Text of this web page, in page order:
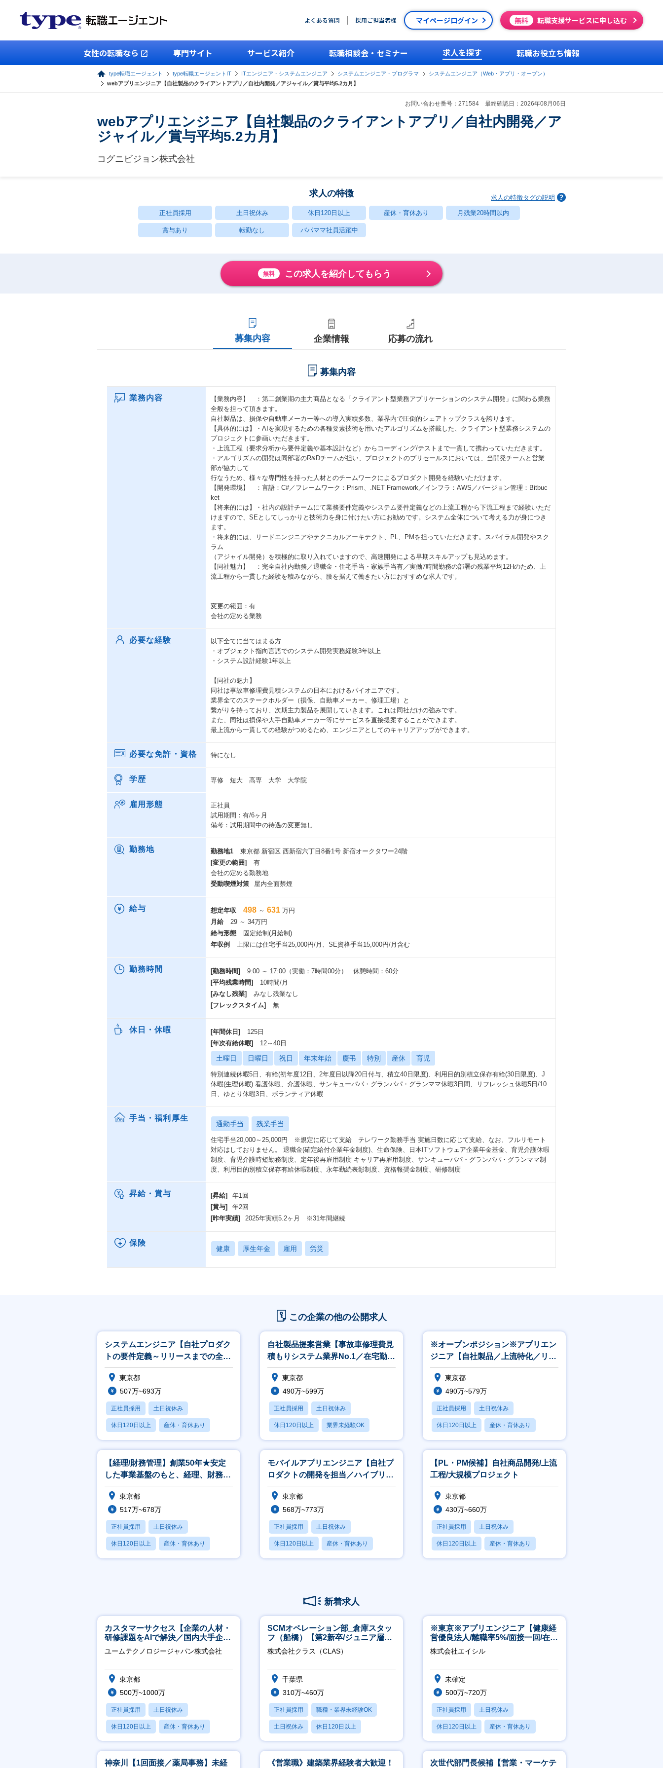
よくある質問 採用ご担当者様 マイページログイン 無料 転職支援サービスに申し込む
女性の転職なら 専門サイト サービス紹介 転職相談会・セミナー 求人を探す 転職お役立ち情報
type転職エージェント type転職エージェントIT ITエンジニア・システムエンジニア システムエンジニア・プログラマ
システムエンジニア（Web・アプリ・オープン）
webアプリエンジニア【自社製品のクライアントアプリ／自社内開発／アジャイル／賞与平均5.2カ月】
お問い合わせ番号：271584 最終確認日：2026年08月06日
webアプリエンジニア【自社製品のクライアントアプリ／自社内開発／ア
ジャイル／賞与平均5.2カ月】
コグニビジョン株式会社
求人の特徴 求人の特徴タグの説明
正社員採用 土日祝休み 休日120日以上 産休・育休あり 月残業20時間以内
賞与あり 転勤なし パパママ社員活躍中
無料 この求人を紹介してもらう
募集内容 企業情報 応募の流れ
募集内容
業務内容
【業務内容】 ：第二創業期の主力商品となる「クライアント型業務アプリケーションのシステム開発」に関わる業務
全般を担って頂きます。
自社製品は、損保や自動車メーカー等への導入実績多数、業界内で圧倒的シェアトップクラスを誇ります。
【具体的には】・AIを実現するための各種要素技術を用いたアルゴリズムを搭載した、クライアント型業務システムの
プロジェクトに参画いただきます。
・上流工程（要求分析から要件定義や基本設計など）からコーディング/テストまで一貫して携わっていただきます。
・アルゴリズムの開発は同部署のR&Dチームが担い、プロジェクトのプリセールスにおいては、当開発チームと営業
部が協力して
行なうため、様々な専門性を持った人材とのチームワークによるプロダクト開発を経験いただけます。
【開発環境】 ：言語：C#／フレームワーク：Prism、.NET Framework／インフラ：AWS／バージョン管理：Bitbuc
ket
【将来的には】・社内の設計チームにて業務要件定義やシステム要件定義などの上流工程から下流工程まで経験いただ
けますので、SEとしてしっかりと技術力を身に付けたい方にお勧めです。システム全体について考える力が身につき
ます。
・将来的には、リードエンジニアやテクニカルアーキテクト、PL、PMを担っていただきます。スパイラル開発やスク
ラム
（アジャイル開発）を積極的に取り入れていますので、高速開発による早期スキルアップも見込めます。
【同社魅力】 ：完全自社内勤務／退職金・住宅手当・家族手当有／実働7時間勤務の部署の残業平均12Hのため、上
流工程から一貫した経験を積みながら、腰を据えて働きたい方におすすめな求人です。
変更の範囲：有
会社の定める業務
必要な経験
以下全てに当てはまる方
・オブジェクト指向言語でのシステム開発実務経験3年以上
・システム設計経験1年以上
【同社の魅力】
同社は事故車修理費見積システムの日本におけるパイオニアです。
業界全てのステークホルダー（損保、自動車メーカー、修理工場）と
繋がりを持っており、次期主力製品を展開していきます。これは同社だけの強みです。
また、同社は損保や大手自動車メーカー等にサービスを直接提案することができます。
最上流から一貫しての経験がつめるため、エンジニアとしてのキャリアアップができます。
必要な免許・資格 特になし
学歴 専修 短大 高専 大学 大学院
雇用形態
正社員
試用期間：有/6ヶ月
備考：試用期間中の待遇の変更無し
勤務地 勤務地1
東京都 新宿区 西新宿六丁目8番1号 新宿オークタワー24階
[変更の範囲]
有
会社の定める勤務地
受動喫煙対策
屋内全面禁煙
給与 想定年収 498 ～ 631 万円
月給
29 ～ 34万円
給与形態
固定給制(月給制)
年収例
上限には住宅手当25,000円/月、SE資格手当15,000円/月含む
勤務時間 [勤務時間]
9:00 ～ 17:00（実働：7時間00分） 休憩時間：60分
[平均残業時間]
10時間/月
[みなし残業]
みなし残業なし
[フレックスタイム]
無
休日・休暇 [年間休日]
125日
[年次有給休暇]
12～40日
土曜日 日曜日 祝日 年末年始 慶弔 特別 産休 育児
特別連続休暇5日、有給(初年度12日、2年度目以降20日付与、積立40日限度)、利用目的別積立保存有給(30日限度)、J
休暇(生理休暇) 看護休暇、介護休暇、サンキューパパ・グランパパ・グランママ休暇3日間、リフレッシュ休暇5日/10
日、ゆとり休暇3日、ボランティア休暇
手当・福利厚生
通勤手当 残業手当
住宅手当20,000～25,000円 ※規定に応じて支給 テレワーク勤務手当 実施日数に応じて支給、なお、フルリモート
対応はしておりません。 退職金(確定給付企業年金制度)、生命保険、日本ITソフトウェア企業年金基金、育児介護休暇
制度、育児介護時短勤務制度、定年後再雇用制度 キャリア再雇用制度、サンキューパパ・グランパパ・グランママ制
度、利用目的別積立保存有給休暇制度、永年勤続表彰制度、資格報奨金制度、研修制度
昇給・賞与 [昇給]
年1回
[賞与]
年2回
[昨年実績]
2025年実績5.2ヶ月 ※31年間継続
保険
健康 厚生年金 雇用 労災
この企業の他の公開求人
システムエンジニア【自社プロダク
トの要件定義～リリースまでの全工
程／働きやすい環境／自社勤務】
東京都
507万~693万
正社員採用 土日祝休み
休日120日以上 産休・育休あり
月残業20時間以内
自社製品提案営業【事故車修理費見
積もりシステム業界No.1／在宅勤務
あり／実働7時間】
東京都
490万~599万
正社員採用 土日祝休み
休日120日以上 業界未経験OK
産休・育休あり
※オープンポジション※アプリエン
ジニア【自社製品／上流特化／リモ
ート最大週2／賞与平均5.2カ月】
東京都
490万~579万
正社員採用 土日祝休み
休日120日以上 産休・育休あり
月残業20時間以内
【経理/財務管理】創業50年★安定
した事業基盤のもと、経理、財務管
理を中心に会社を支えるメンバーを
募
東京都
517万~678万
正社員採用 土日祝休み
休日120日以上 産休・育休あり
月残業20時間以内
モバイルアプリエンジニア【自社プ
ロダクトの開発を担当／ハイブリッ
ドワーク可／賞与平均5.2カ月】
東京都
568万~773万
正社員採用 土日祝休み
休日120日以上 産休・育休あり
月残業20時間以内
【PL・PM候補】自社商品開発/上流
工程/大規模プロジェクト
東京都
430万~660万
正社員採用 土日祝休み
休日120日以上 産休・育休あり
月残業20時間以内
新着求人
カスタマーサクセス【企業の人材・
研修課題をAIで解決／国内大手企業
約3万社導入／フレックス可】
ユームテクノロジージャパン株式会社
東京都
500万~1000万
正社員採用 土日祝休み
休日120日以上 産休・育休あり
転勤なし
SCMオペレーション部_倉庫スタッ
フ（船橋）【第2新卒/ジュニア層歓
迎】
株式会社クラス（CLAS）
千葉県
310万~460万
正社員採用 職種・業界未経験OK
土日祝休み 休日120日以上
産休・育休あり
※東京※アプリエンジニア【健康経
営優良法人/離職率5%/面接一回/在宅
有/完休2日/上流案件多数】
株式会社エイシル
未確定
500万~720万
正社員採用 土日祝休み
休日120日以上 産休・育休あり
月残業20時間以内
神奈川【1回面接／薬局事務】未経 《営業職》建築業界経験者大歓迎！ 次世代部門長候補【営業・マーケテ